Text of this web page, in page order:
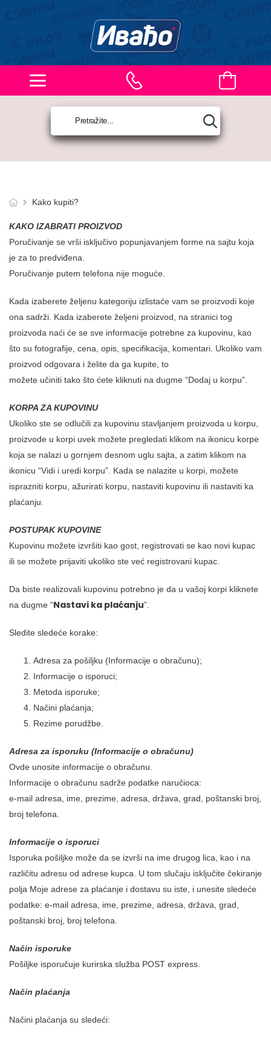
Kako kupiti?
KAKO IZABRATI PROIZVOD
Poručivanje se vrši isključivo popunjavanjem forme na sajtu koja
je za to predviđena.
Poručivanje putem telefona nije moguće.
Kada izaberete željenu kategoriju izlistaće vam se proizvodi koje
ona sadrži. Kada izaberete željeni proizvod, na stranici tog
proizvoda naći će se sve informacije potrebne za kupovinu, kao
što su fotografije, cena, opis, specifikacija, komentari. Ukoliko vam
proizvod odgovara i želite da ga kupite, to
možete učiniti tako što ćete kliknuti na dugme “Dodaj u korpu”.
KORPA ZA KUPOVINU
Ukoliko ste se odlučili za kupovinu stavljanjem proizvoda u korpu,
proizvode u korpi uvek možete pregledati klikom na ikonicu korpe
koja se nalazi u gornjem desnom uglu sajta, a zatim klikom na
ikonicu “Vidi i uredi korpu”. Kada se nalazite u korpi, možete
isprazniti korpu, ažurirati korpu, nastaviti kupovinu ili nastaviti ka
plaćanju.
POSTUPAK KUPOVINE
Kupovinu možete izvršiti kao gost, registrovati se kao novi kupac
ili se možete prijaviti ukoliko ste već registrovani kupac.
Da biste realizovali kupovinu potrebno je da u vašoj korpi kliknete
na dugme “Nastavi ka plaćanju”.
Sledite sledeće korake:
Adresa za pošiljku (Informacije o obračunu);
Informacije o isporuci;
Metoda isporuke;
Načini plaćanja;
Rezime porudžbe.
Adresa za isporuku (Informacije o obračunu)
Ovde unosite informacije o obračunu.
Informacije o obračunu sadrže podatke naručioca:
e-mail adresa, ime, prezime, adresa, država, grad, poštanski broj,
broj telefona.
Informacije o isporuci
Isporuka pošiljke može da se izvrši na ime drugog lica, kao i na
različitu adresu od adrese kupca. U tom slučaju isključite čekiranje
polja Moje adrese za plaćanje i dostavu su iste, i unesite sledeće
podatke: e-mail adresa, ime, prezime, adresa, država, grad,
poštanski broj, broj telefona.
Način isporuke
Pošiljke isporučuje kurirska služba POST express.
Način plaćanja
Načini plaćanja su sledeći: